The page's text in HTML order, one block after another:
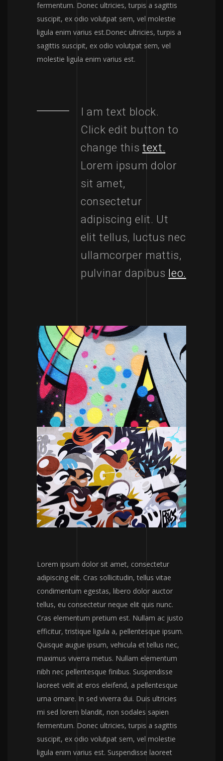
fermentum. Donec ultricies, turpis a sagittis
suscipit, ex odio volutpat sem, vel molestie
ligula enim varius est.Donec ultricies, turpis a
sagittis suscipit, ex odio volutpat sem, vel
molestie ligula enim varius est.
I am text block.
Click edit button to
change this text.
Lorem ipsum dolor
sit amet,
consectetur
adipiscing elit. Ut
elit tellus, luctus nec
ullamcorper mattis,
pulvinar dapibus leo.
Lorem ipsum dolor sit amet, consectetur
adipiscing elit. Cras sollicitudin, tellus vitae
condimentum egestas, libero dolor auctor
tellus, eu consectetur neque elit quis nunc.
Cras elementum pretium est. Nullam ac justo
efficitur, tristique ligula a, pellentesque ipsum.
Quisque augue ipsum, vehicula et tellus nec,
maximus viverra metus. Nullam elementum
nibh nec pellentesque finibus. Suspendisse
laoreet velit at eros eleifend, a pellentesque
urna ornare. In sed viverra dui. Duis ultricies
mi sed lorem blandit, non sodales sapien
fermentum. Donec ultricies, turpis a sagittis
suscipit, ex odio volutpat sem, vel molestie
ligula enim varius est. Suspendisse laoreet